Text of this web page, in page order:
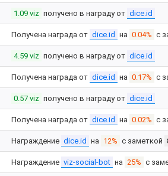
1.09 viz получено в награду от dice.id
Получена награда от dice.id на 0.04% с
4.59 viz получено в награду от dice.id
Получена награда от dice.id на 0.17% с
0.57 viz получено в награду от dice.id
Получена награда от dice.id на 0.02% с
Награждение dice.id на 12% с заметкой
Награждение viz-social-bot на 25% с